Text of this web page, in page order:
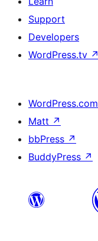
Support
Developers
WordPress.tv ↗
WordPress.com
Matt ↗
bbPress ↗
BuddyPress ↗